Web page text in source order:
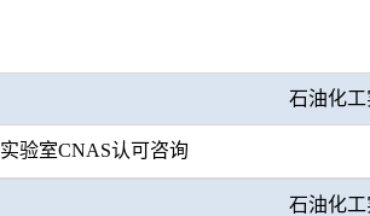
石油化
实验室CNAS认可咨询
石油化